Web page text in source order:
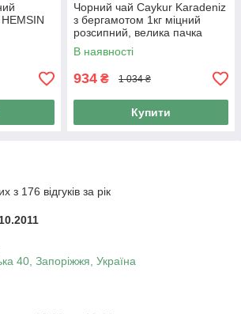
Чорний чай Caykur Karadeniz
з бергамотом 1кг міцний
розсипний, велика пачка
турецького чорного чаю
В наявності
934 ₴ 1 034 ₴
Купити
з 176 відгуків за рік
40, Запоріжжя, Україна